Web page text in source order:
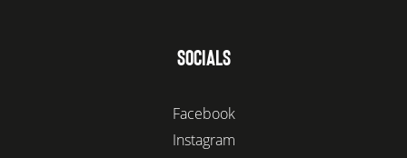
SOCIALS
Facebook
Instagram